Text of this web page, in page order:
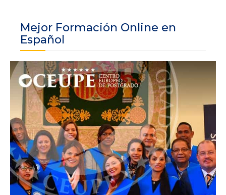
Mejor Formación Online en
Español